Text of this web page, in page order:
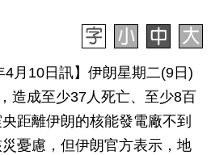
4月10日訊】伊朗星期二(9日)
造成至少37人死亡、至少8百
距離伊朗的核能發電廠不到
憂慮，但伊朗官方表示，地